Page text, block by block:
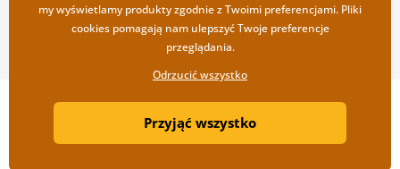
Copyright ©2019 © Dovido.pl.
| Sklep internetowy został stworzony przez
my wyświetlamy produkty zgodnie z Twoimi preferencjami. Pliki
cookies pomagają nam ulepszyć Twoje preferencje
przeglądania.
Odrzucić wszystko
Przyjąć wszystko